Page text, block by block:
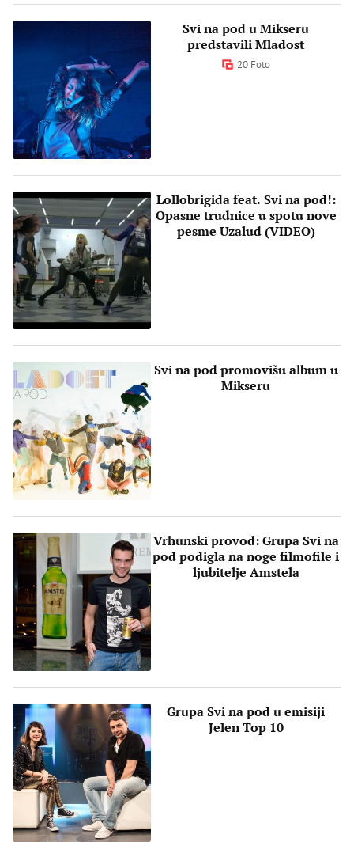
Svi na pod u Mikseru
predstavili Mladost
20 Foto
Lollobrigida feat. Svi na pod!:
Opasne trudnice u spotu nove
pesme Uzalud (VIDEO)
Svi na pod promovišu album u
Mikseru
Vrhunski provod: Grupa Svi na
pod podigla na noge filmofile i
ljubitelje Amstela
Grupa Svi na pod u emisiji
Jelen Top 10